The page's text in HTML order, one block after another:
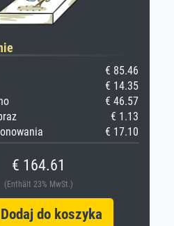
€ 85.46
€ 14.35
€ 46.57
€ 1.13
€ 17.10
€ 164.61
(Enthält 23% MwSt.)
do koszyka